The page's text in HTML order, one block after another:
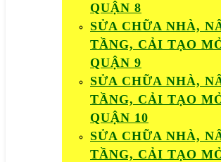
QUẬN 8
SỬA CHỮA NHÀ,
TẦNG, CẢI TẠO
QUẬN 9
SỬA CHỮA NHÀ,
TẦNG, CẢI TẠO
QUẬN 10
SỬA CHỮA NHÀ,
TẦNG, CẢI TẠO